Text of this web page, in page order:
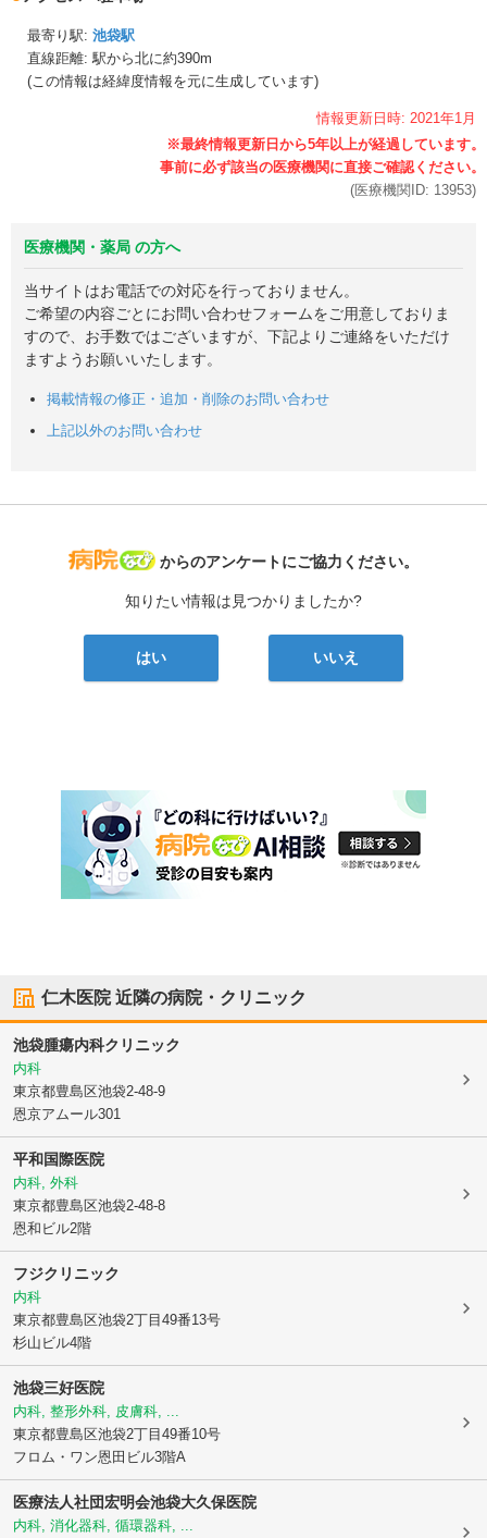
最寄り駅: 池袋駅
直線距離: 駅から北に約390m
(この情報は経緯度情報を元に生成しています)
情報更新日時: 2021年1月
(医療機関ID: 13953)
医療機関・薬局 の方へ
当サイトはお電話での対応を行っておりません。
ご希望の内容ごとにお問い合わせフォームをご用意しておりま
すので、お手数ではございますが、下記よりご連絡をいただけ
ますようお願いいたします。
掲載情報の修正・追加・削除のお問い合わせ
上記以外のお問い合わせ
病院なび
からのアンケートにご協力ください。
知りたい情報は見つかりましたか?
はい いいえ
仁木医院近隣の病院・クリニック
池袋腫瘍内科クリニック
内科
東京都豊島区池袋2-48-9
恩京アムール301
平和国際医院
内科, 外科
東京都豊島区池袋2-48-8
恩和ビル2階
フジクリニック
内科
東京都豊島区池袋2丁目49番13号
杉山ビル4階
池袋三好医院
内科, 整形外科, 皮膚科, ...
東京都豊島区池袋2丁目49番10号
フロム・ワン恩田ビル3階A
医療法人社団宏明会池袋大久保医院
内科, 消化器科, 循環器科, ...